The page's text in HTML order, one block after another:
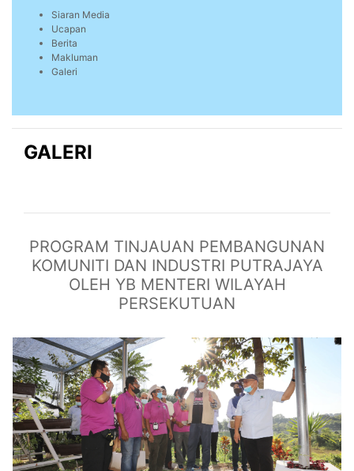
Siaran Media
Ucapan
Berita
Makluman
Galeri
GALERI
PROGRAM TINJAUAN PEMBANGUNAN
KOMUNITI DAN INDUSTRI PUTRAJAYA
OLEH YB MENTERI WILAYAH
PERSEKUTUAN